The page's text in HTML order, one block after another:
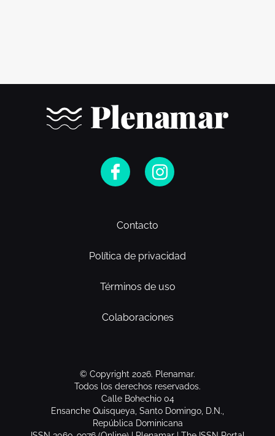
Contacto
Política de privacidad
Términos de uso
Colaboraciones
© Copyright 2026. Plenamar.
Todos los derechos reservados.
Calle Bohechio 04
Ensanche Quisqueya, Santo Domingo, D.N.,
República Dominicana